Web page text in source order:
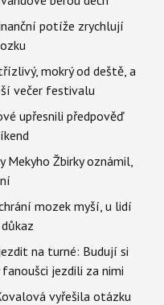
potíže zrychlují
mokrý od deště, a
večer festivalu
upřesnili předpověď
Mekyho Žbirky oznámil,
mozek myší, u lidí
na turné: Budují si
jezdili za nimi
vyřešila otázku